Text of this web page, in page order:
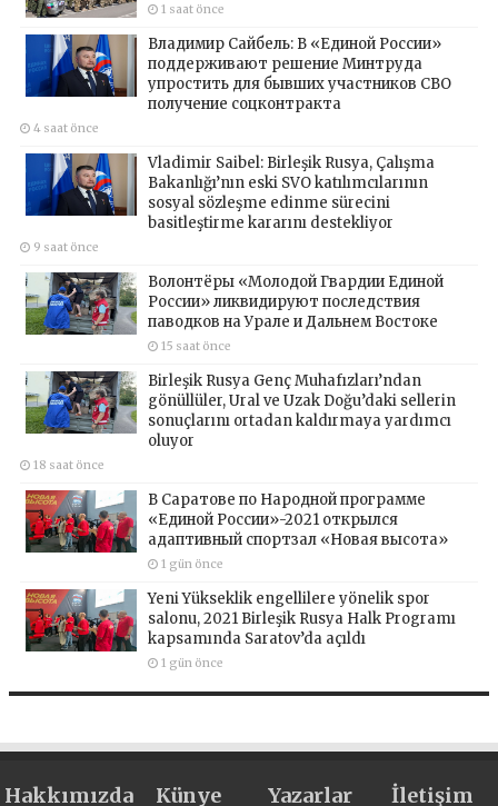
1 saat önce
Владимир Сайбель: В «Единой России»
поддерживают решение Минтруда
упростить для бывших участников СВО
получение соцконтракта
4 saat önce
Vladimir Saibel: Birleşik Rusya, Çalışma
Bakanlığı’nın eski SVO katılımcılarının
sosyal sözleşme edinme sürecini
basitleştirme kararını destekliyor
9 saat önce
Волонтёры «Молодой Гвардии Единой
России» ликвидируют последствия
паводков на Урале и Дальнем Востоке
15 saat önce
Birleşik Rusya Genç Muhafızları’ndan
gönüllüler, Ural ve Uzak Doğu’daki sellerin
sonuçlarını ortadan kaldırmaya yardımcı
oluyor
18 saat önce
В Саратове по Народной программе
«Единой России»-2021 открылся
адаптивный спортзал «Новая высота»
1 gün önce
Yeni Yükseklik engellilere yönelik spor
salonu, 2021 Birleşik Rusya Halk Programı
kapsamında Saratov’da açıldı
1 gün önce
Hakkımızda Künye Yazarlar İletişim